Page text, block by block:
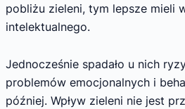
pobliżu zieleni, tym lepsze mieli
intelektualnego.
Jednocześnie spadało u nich
problemów emocjonalnych i
później. Wpływ zieleni nie jest